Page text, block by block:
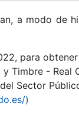
a modo de
para
Timbre -
Sector
)